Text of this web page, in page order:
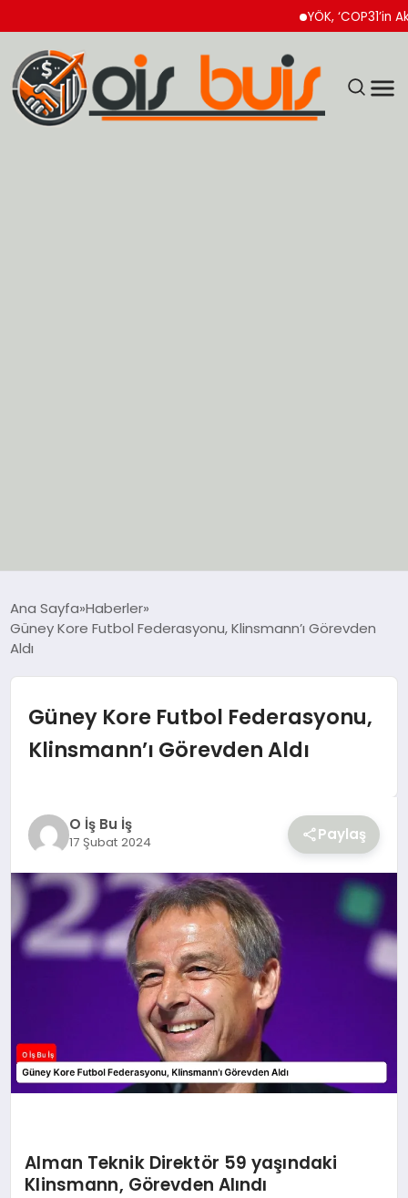
YÖK, ‘COP31’in
EKONOMİ
YAŞAM
Ana Sayfa Haberler
Güney Kore Futbol Federasyonu, Klinsmann’ı Görevden
Aldı
Güney Kore Futbol Federasyonu,
Klinsmann’ı Görevden Aldı
O İş Bu İş
17 Şubat 2024 Paylaş
Alman Teknik Direktör 59 yaşındaki
Klinsmann, Görevden Alındı